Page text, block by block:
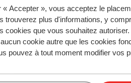
« Accepter », vous acceptez le
trouverez plus d'informations, y
cookies que vous souhaitez
cookie autre que les cookies
pouvez à tout moment modifier vos
Résidence Lodges des